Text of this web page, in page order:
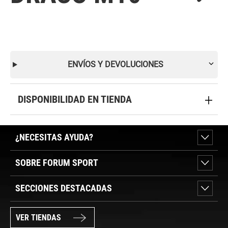
ENVÍOS Y DEVOLUCIONES
DISPONIBILIDAD EN TIENDA
¿NECESITAS AYUDA?
SOBRE FORUM SPORT
SECCIONES DESTACADAS
VER TIENDAS